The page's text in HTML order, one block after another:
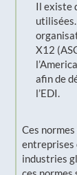
Il existe
X12
afin de
l’EDI.
Ces
entreprises
industries